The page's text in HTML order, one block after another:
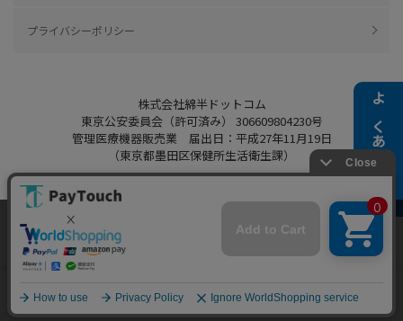
よくある質問
プライバシーポリシー
株式会社綿半ドットコム
東京公安委員会（許可済み） 306609804230号
管理医療機器販売業 届出日：平成27年11月19日
（東京都墨田区保健所生活衛生課）
Copyright 2022
Powered by Watahan Partners Co., Ltd.
当ウェブサイトでは、お客様により良いサービス
をご提供するため、クッキーを利用しています。
サイト利用を継続することにより、クッキーの使
細はこちら」をご覧ください。
同意する